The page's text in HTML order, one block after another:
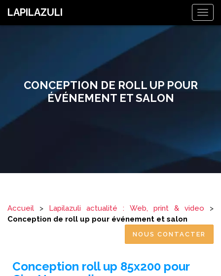
LAPILAZULI
CONCEPTION DE ROLL UP POUR
ÉVÉNEMENT ET SALON
Accueil > Lapilazuli actualité : Web, print & video >
Conception de roll up pour événement et salon
NOUS CONTACTER
Conception roll up 85x200 pour